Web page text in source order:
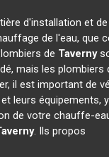
d'installation et
de l'eau, que
de Taverny
mais les plombiers
il est important de
leurs
de votre chauffe-
. Ils propos